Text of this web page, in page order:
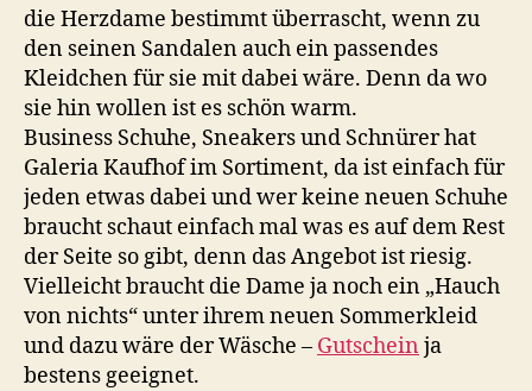
die Herzdame bestimmt überrascht, wenn zu
den seinen Sandalen auch ein passendes
Kleidchen für sie mit dabei wäre. Denn da wo
sie hin wollen ist es schön warm.
Business Schuhe, Sneakers und Schnürer hat
Galeria Kaufhof im Sortiment, da ist einfach für
jeden etwas dabei und wer keine neuen Schuhe
braucht schaut einfach mal was es auf dem Rest
der Seite so gibt, denn das Angebot ist riesig.
Vielleicht braucht die Dame ja noch ein „Hauch
von nichts“ unter ihrem neuen Sommerkleid
und dazu wäre der Wäsche – Gutschein ja
bestens geeignet.